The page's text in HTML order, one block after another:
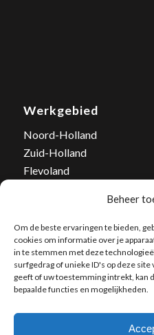
Beheer
Om de beste ervaringen te bieden,
cookies om informatie over je
in te stemmen met deze
surfgedrag of unieke ID's op deze
geeft of uw toestemming intrekt, kan
bepaalde functies en mogelijkheden.
Werkgebied
Noord-Holland
Zuid-Holland
Flevoland
Tel. nummer: 06-502 03